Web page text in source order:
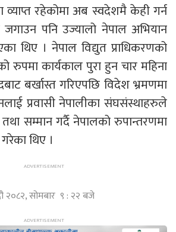
व्याप्त रहेकोमा अब स्वदेशमै केही गर्न
पनि उज्यालो नेपाल अभियान
थिए । नेपाल विद्युत प्राधिकरणको
रुपमा कार्यकाल पुरा हुन चार महिना
बर्खास्त गरिएपछि विदेश भ्रमणमा
प्रवासी नेपालीका संघसंस्थाहरुले
सम्मान गर्दै नेपालको रुपान्तरणमा
थिए ।
२०८२, सोमबार ९ : २२ बजे